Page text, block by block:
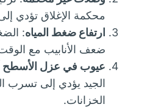
محكمة الإغلاق تؤدي
ارتفاع ضغط المياه:
ضعف الأنابيب مع
عيوب في عزل الأسطح
الجيد يؤدي إلى تسرب
الخزانات.